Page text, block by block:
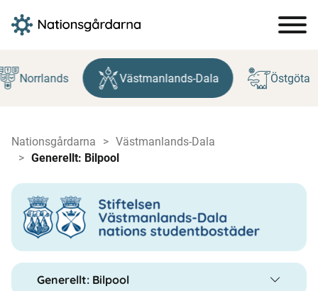
till
innehåll
Norrlands Västmanlands-Dala Östgöta
Nationsgårdarna
Västmanlands-Dala
Generellt: Bilpool
Generellt: Bilpool